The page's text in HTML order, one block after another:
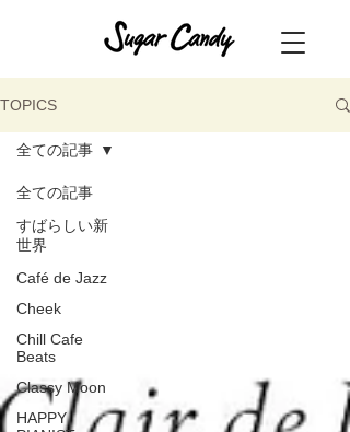
TOPICS
全ての記事
すばらしい新
世界
Café de Jazz
Cheek
Chill Cafe
Beats
Classy Moon
HAPPY
全ての記事